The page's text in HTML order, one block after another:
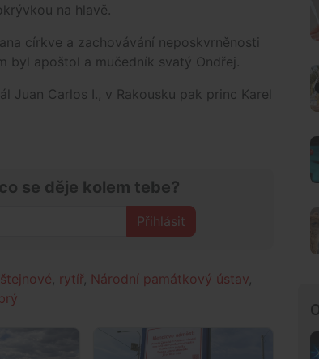
na hlavě.
církve a zachovávání neposkvrněnosti
byl apoštol a mučedník svatý Ondřej.
Juan Carlos I., v Rakousku pak princ Karel
se děje kolem tebe?
Přihlásit
rytíř Národní památkový ústav